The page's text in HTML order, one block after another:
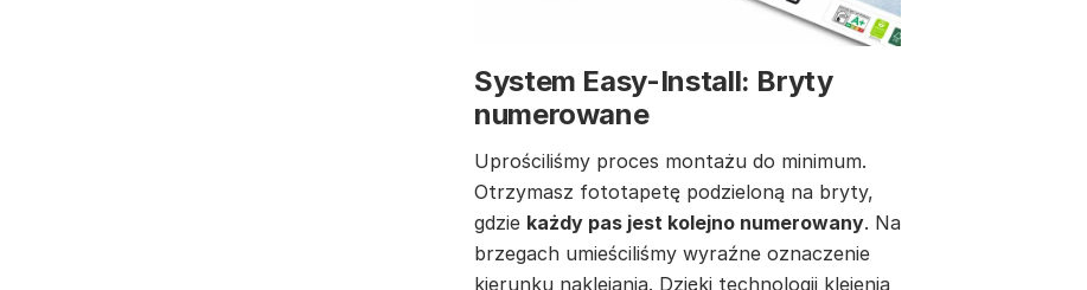
System Easy-Install: Bryty
numerowane
Uprościliśmy proces montażu do minimum.
Otrzymasz fototapetę podzieloną na bryty,
gdzie każdy pas jest kolejno numerowany. Na
brzegach umieściliśmy wyraźne oznaczenie
kierunku naklejania. Dzięki technologii klejenia